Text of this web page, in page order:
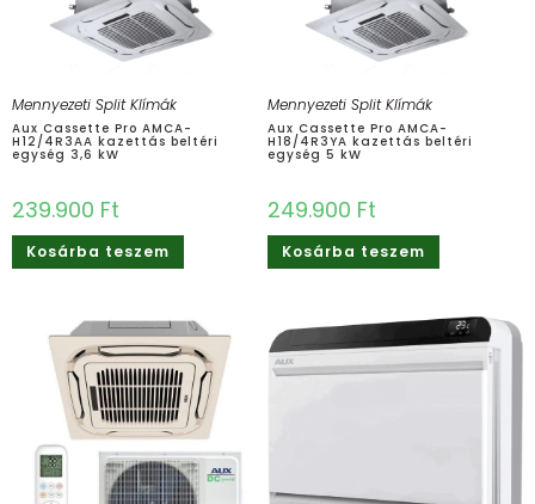
Mennyezeti Split Klímák
Aux Cassette Pro AMCA-
H12/4R3AA kazettás beltéri
egység 3,6 kW
239.900 Ft
Kosárba teszem
Mennyezeti Split Klímák
Aux Cassette Pro AMCA-
H18/4R3YA kazettás beltéri
egység 5 kW
249.900 Ft
Kosárba teszem